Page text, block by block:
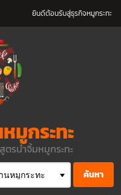
ยินดีต้อนรับสู่ธุรกิจหมูกระทะ
มูกระทะ
ตรน้ำจิ้มหมูกระทะ
ค้นหา